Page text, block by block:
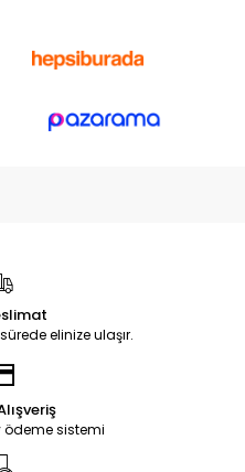
elinize ulaşır.
ödeme sistemi